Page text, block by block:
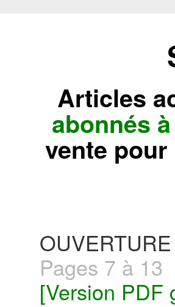
Articles
abonnés
vente
Pages 7 à 13
[Version PDF